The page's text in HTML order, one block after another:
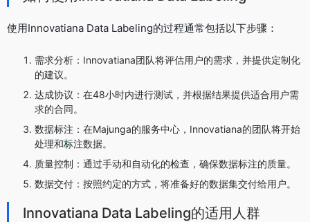
使用Innovatiana Data Labeling的过程通常包括以下步骤：
需求分析：Innovatiana团队将评估用户的需求，并提供定制化
的建议。
达成协议：在48小时内进行测试，并根据结果提供适合用户需
求的合同。
数据标注：在Majunga的服务中心，Innovatiana的团队将开始
处理和标注数据。
质量控制：通过手动和自动化的检查，确保数据标注的质量。
数据交付：按照约定的方式，将准备好的数据集交付给用户。
Innovatiana Data Labeling的适用人群